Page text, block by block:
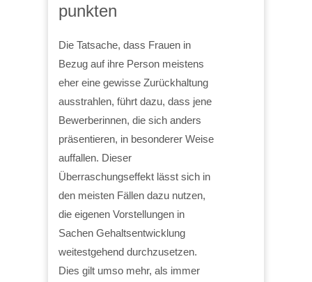
punkten
Die Tatsache, dass Frauen in
Bezug auf ihre Person meistens
eher eine gewisse Zurückhaltung
ausstrahlen, führt dazu, dass jene
Bewerberinnen, die sich anders
präsentieren, in besonderer Weise
auffallen. Dieser
Überraschungseffekt lässt sich in
den meisten Fällen dazu nutzen,
die eigenen Vorstellungen in
Sachen Gehaltsentwicklung
weitestgehend durchzusetzen.
Dies gilt umso mehr, als immer